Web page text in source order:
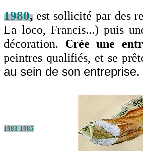
1980, est sollicité par des
La loco, Francis...) puis
décoration. Crée une
peintres qualifiés, et se
au sein de son entreprise.
1983-1985